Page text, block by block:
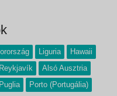
Liguria
Hawaii
Reykjavík
Alsó Ausztria
Puglia
Porto (Portugália)